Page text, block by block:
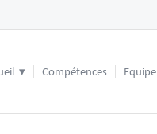
Compétences Equipe